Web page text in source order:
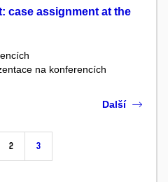
case assignment at the
na konferencích
2 3
Další